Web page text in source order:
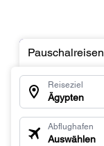
Pauschalreisen
Reiseziel
Ägypten
Abflughafen
Auswählen